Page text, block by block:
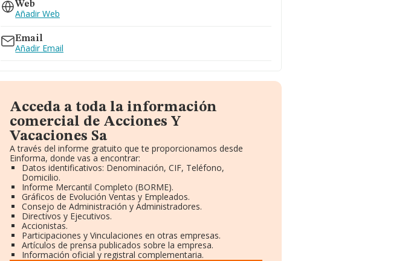
Web
Añadir Web
Email
Añadir Email
Acceda a toda la información
comercial de Acciones Y
Vacaciones Sa
A través del informe gratuito que te proporcionamos desde
Einforma, donde vas a encontrar:
Datos identificativos: Denominación, CIF, Teléfono,
Domicilio.
Informe Mercantil Completo (BORME).
Gráficos de Evolución Ventas y Empleados.
Consejo de Administración y Administradores.
Directivos y Ejecutivos.
Accionistas.
Participaciones y Vinculaciones en otras empresas.
Artículos de prensa publicados sobre la empresa.
Información oficial y registral complementaria.